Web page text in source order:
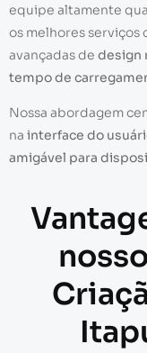
equipe altamente
os melhores serviços
avançadas de design
tempo de
Nossa abordagem
na interface do
amigável para